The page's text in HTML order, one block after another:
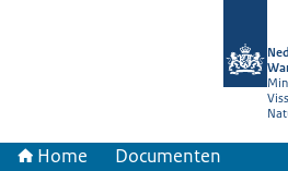
Home Documenten